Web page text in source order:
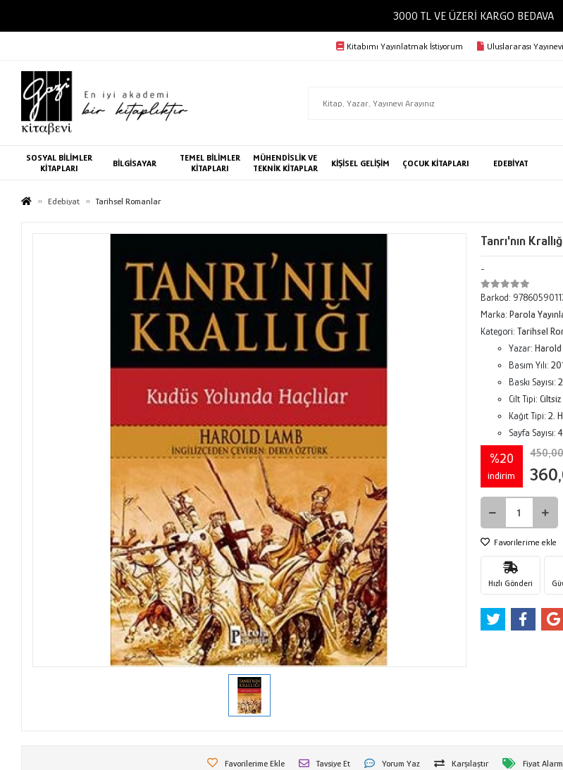
3000 TL VE ÜZERİ KARGO BEDAVA
Kitabımı Yayınlatmak İstiyorum Uluslararası
SOSYAL BİLİMLER
KİTAPLARI
BİLGİSAYAR
TEMEL BİLİMLER
KİTAPLARI
MÜHENDİSLİK VE
TEKNİK KİTAPLAR
KİŞİSEL GELİŞİM ÇOCUK KİTAPLARI EDEBİYAT
Edebiyat Tarihsel Romanlar
Tanrı'nın
-
Barkod:
Marka: Parola
Kategori: Tarihsel
Yazar: Harold
Basım Yılı:
Baskı Sayısı:
Cilt Tipi: Ciltsiz
Kağıt Tipi: 2.
Sayfa Sayısı:
%20
indirim
Favorilerime ekle
Hızlı Gönderi
Favorilerime Ekle Tavsiye Et Yorum Yaz Karşılaştır Fiyat